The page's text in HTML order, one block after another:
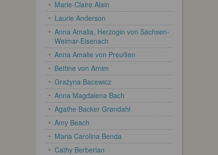
Marie-Claire Alain
Laurie Anderson
Anna Amalia, Herzogin von Sachsen-
Weimar-Eisenach
Anna Amalie von Preußen
Bettine von Arnim
Grażyna Bacewicz
Anna Magdalena Bach
Agathe Backer Grøndahl
Amy Beach
Maria Carolina Benda
Cathy Berberian